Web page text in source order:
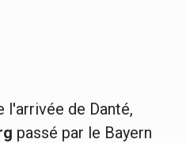
l'arrivée de Danté,
passé par le Bayern